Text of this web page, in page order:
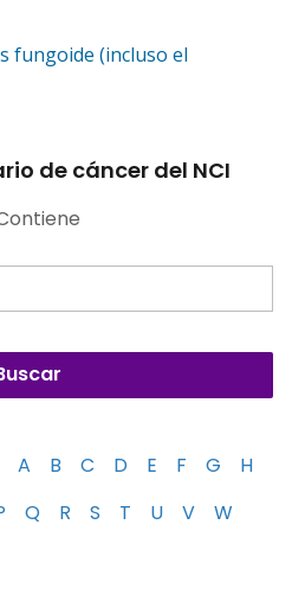
fungoide (incluso el
de cáncer del NCI
A B C D E F G
H
Q R S T U V
W